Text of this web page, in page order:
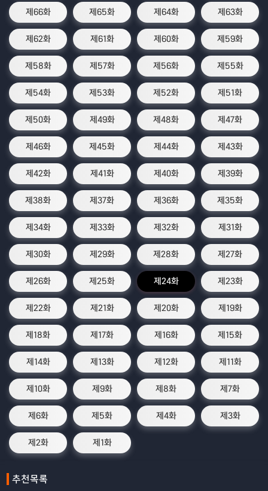
제66화 제65화 제64화 제63화
제62화 제61화 제60화 제59화
제58화 제57화 제56화 제55화
제54화 제53화 제52화 제51화
제50화 제49화 제48화 제47화
제46화 제45화 제44화 제43화
제42화 제41화 제40화 제39화
제38화 제37화 제36화 제35화
제34화 제33화 제32화 제31화
제30화 제29화 제28화 제27화
제26화 제25화 제24화 제23화
제22화 제21화 제20화 제19화
제18화 제17화 제16화 제15화
제14화 제13화 제12화 제11화
제10화 제9화 제8화 제7화
제6화 제5화 제4화 제3화
제2화 제1화
추천목록